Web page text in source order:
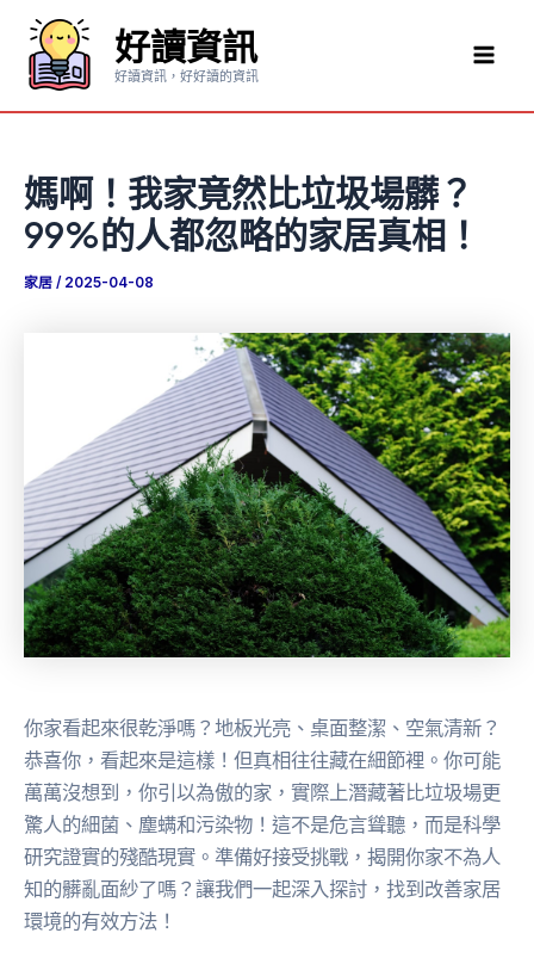
要
好讀資訊
好讀資訊，好好讀的資訊
媽啊！我家竟然比垃圾場髒？
99%的人都忽略的家居真相！
家居 / 2025-04-08
你家看起來很乾淨嗎？地板光亮、桌面整潔、空氣清新？
恭喜你，看起來是這樣！但真相往往藏在細節裡。你可能
萬萬沒想到，你引以為傲的家，實際上潛藏著比垃圾場更
驚人的細菌、塵螨和污染物！這不是危言聳聽，而是科學
研究證實的殘酷現實。準備好接受挑戰，揭開你家不為人
知的髒亂面紗了嗎？讓我們一起深入探討，找到改善家居
環境的有效方法！